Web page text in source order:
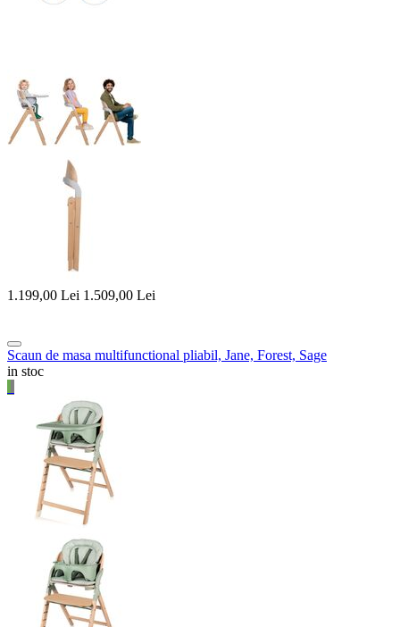
1.199,00 Lei 1.509,00 Lei
Scaun de masa multifunctional pliabil, Jane, Forest, Sage
in stoc